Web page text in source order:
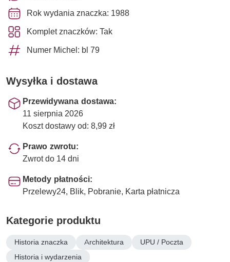
Rok wydania znaczka: 1988
Komplet znaczków: Tak
Numer Michel: bl 79
Wysyłka i dostawa
Przewidywana dostawa:
11 sierpnia 2026
Koszt dostawy od: 8,99 zł
Prawo zwrotu:
Zwrot do 14 dni
Metody płatności:
Przelewy24, Blik, Pobranie, Karta płatnicza
Kategorie produktu
Historia znaczka Architektura
UPU / Poczta
Historia i wydarzenia